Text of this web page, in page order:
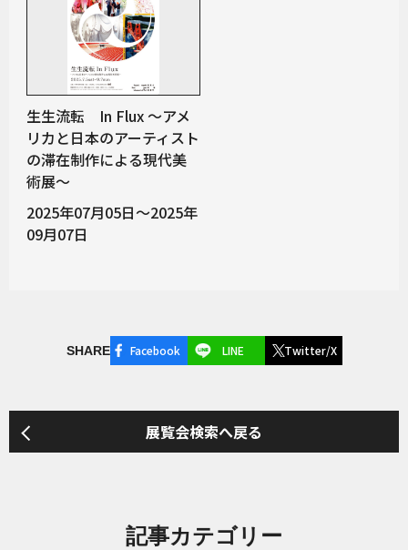
生生流転 In Flux 〜アメ
リカと日本のアーティスト
の滞在制作による現代美
術展〜
2025年07月05日～2025年
09月07日
SHARE Facebook LINE Twitter/X
展覧会検索へ戻る
記事カテゴリー